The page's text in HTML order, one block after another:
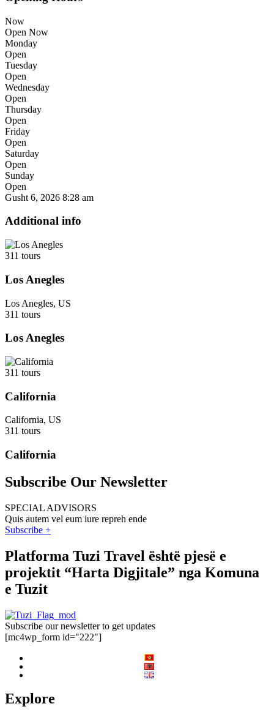
Now
Open Now
Monday
Open
Tuesday
Open
Wednesday
Open
Thursday
Open
Friday
Open
Saturday
Open
Sunday
Open
Gusht 6, 2026 8:28 am
Additional info
311 tours
Los Anegles
Los Anegles, US
311 tours
Los Anegles
311 tours
California
California, US
311 tours
California
Subscribe Our Newsletter
SPECIAL ADVISORS
Quis autem vel eum iure repreh ende
Subscribe +
Platforma Tuzi Travel është pjesë e
projektit “Harta Digjitale” nga Komuna
e Tuzit
Subscribe our newsletter to get updates
[mc4wp_form id="222"]
Explore